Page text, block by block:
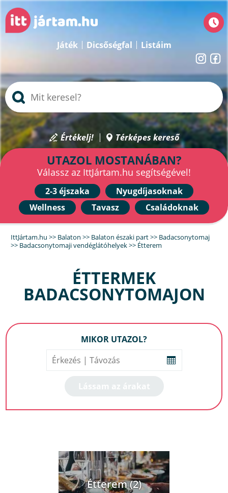
Játék Dicsőségfal Listáim
Értékelj! Térképes kereső
UTAZOL MOSTANÁBAN?
Válassz az IttJártam.hu segítségével!
2-3 éjszaka
Nyugdíjasoknak
Wellness
Tavasz Családoknak
IttJártam.hu >> Balaton >> Balaton északi part>> Badacsonytomaj
>> Badacsonytomaji vendéglátóhelyek>> Étterem
ÉTTERMEK
BADACSONYTOMAJON
MIKOR UTAZOL?
Étterem (2)